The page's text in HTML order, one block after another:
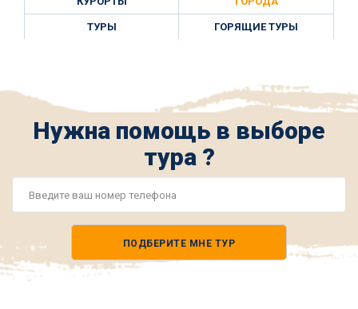
ТУРЫ ГОРЯЩИЕ ТУРЫ
Нужна помощь в выборе
тура ?
ПОДБЕРИТЕ МНЕ ТУР